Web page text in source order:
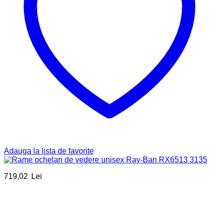
Adauga la lista de favorite
719,02 Lei